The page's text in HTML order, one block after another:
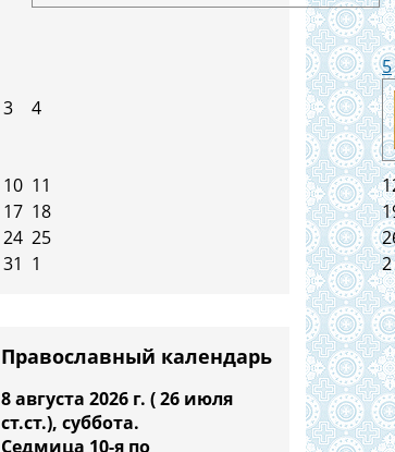
3 4
5
10 11
17 18
24 25
31 1 2
Православный календарь
8 августа 2026 г. ( 26 июля
ст.ст.), суббота.
Седмица 10-я по